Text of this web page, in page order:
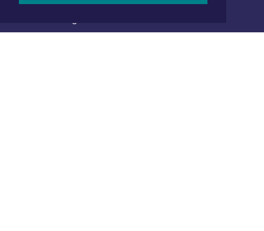
van Benthuizenlaan 1